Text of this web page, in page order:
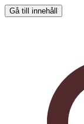
Gå till innehåll